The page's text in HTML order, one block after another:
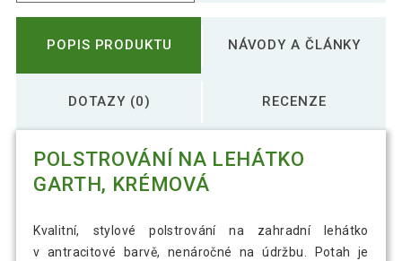
POPIS PRODUKTU NÁVODY A ČLÁNKY
DOTAZY (0) RECENZE
POLSTROVÁNÍ NA LEHÁTKO
GARTH, KRÉMOVÁ
Kvalitní, stylové polstrování na zahradní lehátko
v antracitové barvě, nenáročné na údržbu. Potah je